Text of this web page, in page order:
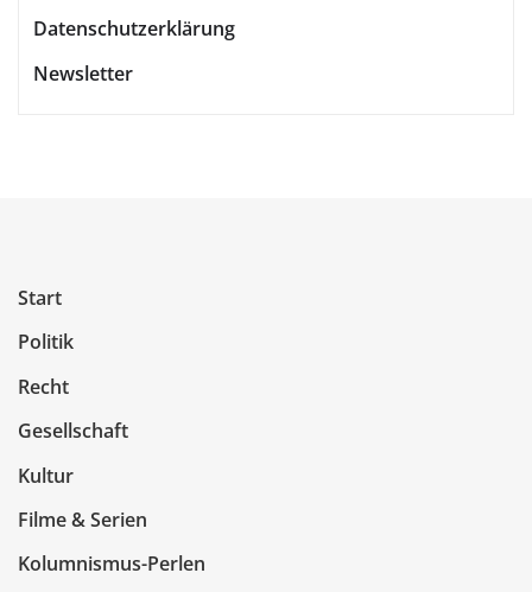
Datenschutzerklärung
Newsletter
Start
Politik
Recht
Gesellschaft
Kultur
Filme & Serien
Kolumnismus-Perlen